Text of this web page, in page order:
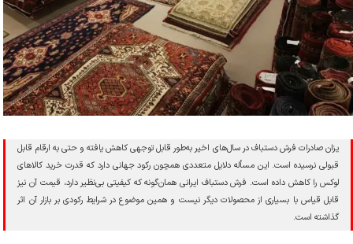
یزان صادرات فرش دستباف در سال‌های اخیر به‌طور قابل توجهی کاهش یافته و حتی به ارقام قابل
قبولی نرسیده است. این مسأله دلایل متعددی همچون رکود جهانی دارد که قدرت خرید کالاهای
لوکس را کاهش داده است. فرش دستباف ایرانی همان‌گونه که کیفیتی بی‌نظیر دارد، قیمت آن نیز
قابل قیاس با بسیاری از محصولات دیگر نیست و همین موضوع در شرایط رکودی بر بازار آن اثر
گذاشته است.